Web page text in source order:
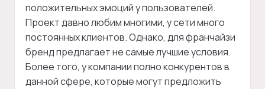
положительных эмоций у пользователей.
Проект давно любим многими, у сети много
постоянных клиентов. Однако, для франчайзи
бренд предлагает не самые лучшие условия.
Более того, у компании полно конкурентов в
данной сфере, которые могут предложить